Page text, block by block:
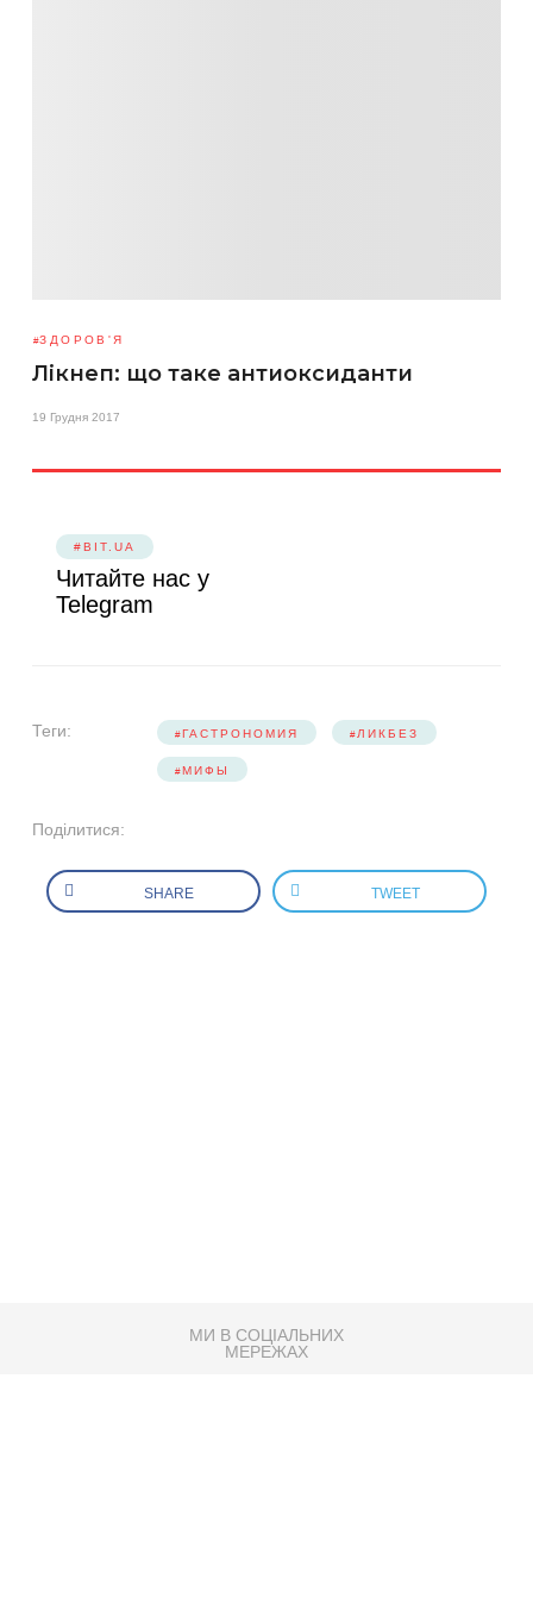
ЗДОРОВ'Я
Лікнеп: що таке антиоксиданти
19 Грудня 2017
#BIT.UA
Читайте нас у
Telegram
Теги: ГАСТРОНОМИЯ ЛИКБЕЗ
МИФЫ
Поділитися:
SHARE TWEET
МИ В СОЦІАЛЬНИХ
МЕРЕЖАХ